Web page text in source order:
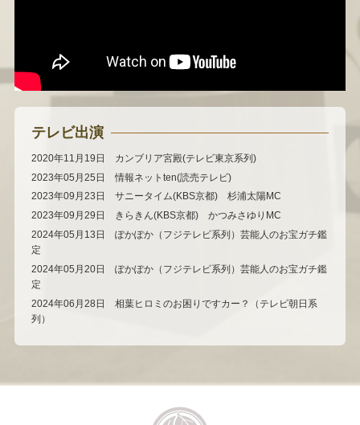
テレビ出演
2020年11月19日 カンブリア宮殿(テレビ東京系列)
2023年05月25日 情報ネットten(読売テレビ)
2023年09月23日 サニータイム(KBS京都) 杉浦太陽MC
2023年09月29日 きらきん(KBS京都) かつみさゆりMC
2024年05月13日 ぽかぽか（フジテレビ系列）芸能人のお宝ガチ鑑
定
2024年05月20日 ぽかぽか（フジテレビ系列）芸能人のお宝ガチ鑑
定
2024年06月28日 相葉ヒロミのお困りですカー？（テレビ朝日系
列）